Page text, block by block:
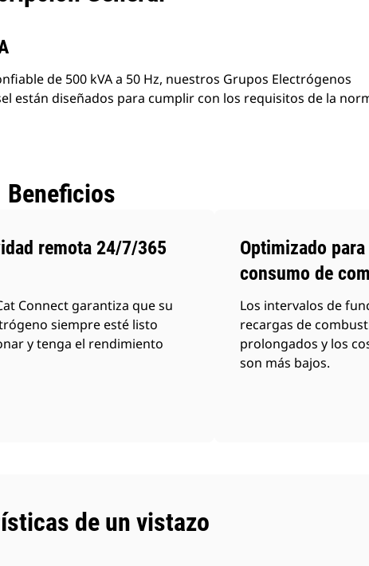
de 500 kVA a 50 Hz, nuestros Grupos Electrógenos
están diseñados para cumplir con los requisitos de la
Beneficios
remota 24/7/365
Connect garantiza que su
siempre esté listo
y tenga el rendimiento
Optimizado
consumo de
Los intervalos de
recargas de
prolongados y los
son más bajos.
de un vistazo